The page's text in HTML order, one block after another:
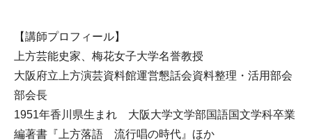
【講師プロフィール】
上方芸能史家、梅花女子大学名誉教授
大阪府立上方演芸資料館運営懇話会資料整理・活用部会
部会長
1951年香川県生まれ 大阪大学文学部国語国文学科卒業
編著書『上方落語 流行唱の時代』ほか